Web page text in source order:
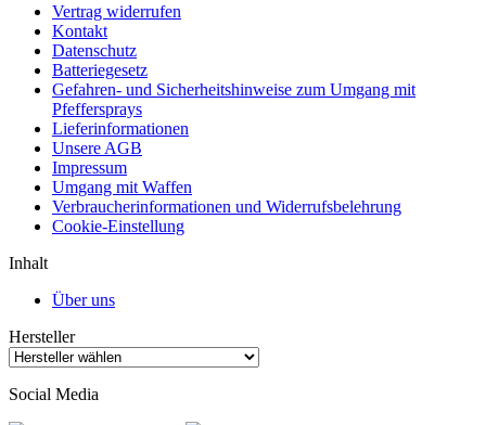
Vertrag widerrufen
Kontakt
Datenschutz
Batteriegesetz
Gefahren- und Sicherheitshinweise zum Umgang mit
Pfeffersprays
Lieferinformationen
Unsere AGB
Impressum
Umgang mit Waffen
Verbraucherinformationen und Widerrufsbelehrung
Cookie-Einstellung
Inhalt
Über uns
Hersteller
Social Media